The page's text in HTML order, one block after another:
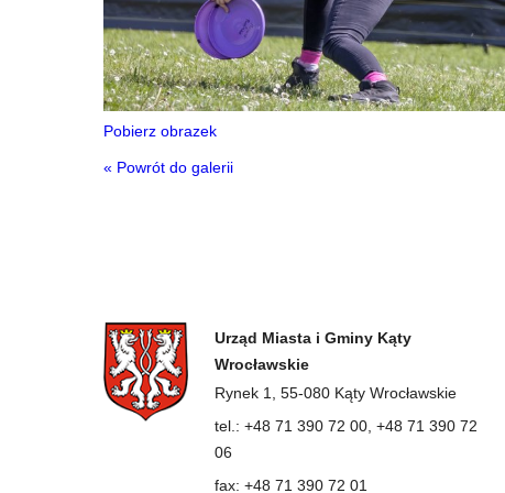
Pobierz obrazek
« Powrót do galerii
Urząd Miasta i Gminy Kąty
Wrocławskie
Rynek 1, 55-080 Kąty Wrocławskie
tel.: +48 71 390 72 00, +48 71 390 72
06
fax: +48 71 390 72 01